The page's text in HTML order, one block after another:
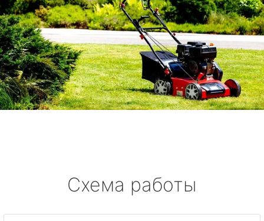
Схема работы